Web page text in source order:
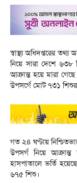
স্বাস্থ্য অধিদপ্তরের
নিয়ে সারা দেশে ৬৩৮
আক্রান্ত হয়ে মারা
উপসর্গে মোট ৭৩১
গত ২৪ ঘণ্টায়
উপসর্গ নিয়ে
হাসপাতালে ভর্তি
৬৭৫ শিশু।